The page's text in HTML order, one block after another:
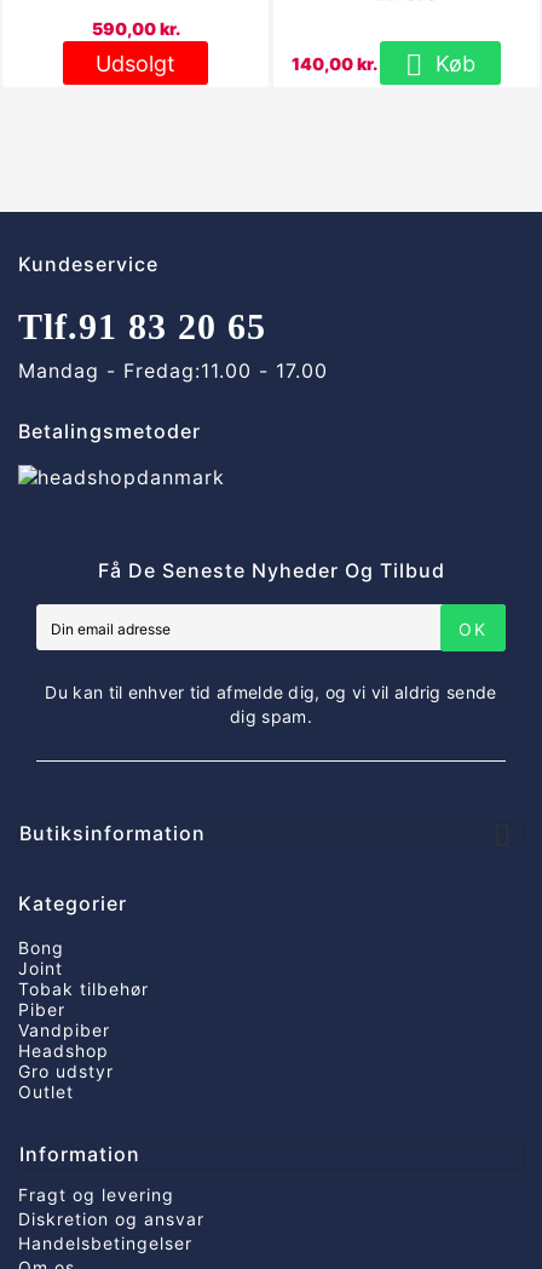
590,00 kr.
Udsolgt 140,00 kr.  Køb
Kundeservice
Tlf.91 83 20 65
Mandag - Fredag:11.00 - 17.00
Betalingsmetoder
Få De Seneste Nyheder Og Tilbud
OK
Du kan til enhver tid afmelde dig, og vi vil aldrig sende
dig spam.
Butiksinformation
Kategorier
Bong
Joint
Tobak tilbehør
Piber
Vandpiber
Headshop
Gro udstyr
Outlet
Information
Fragt og levering
Diskretion og ansvar
Handelsbetingelser